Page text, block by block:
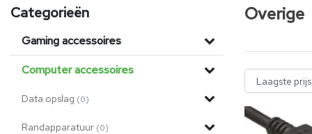
Categorieën
Gaming accessoires
Computer accessoires
Data opslag (0)
Randapparatuur (0)
Overige